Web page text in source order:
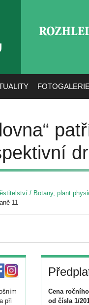
/ Botany, plant
11
při
Cena
od čísla 1/